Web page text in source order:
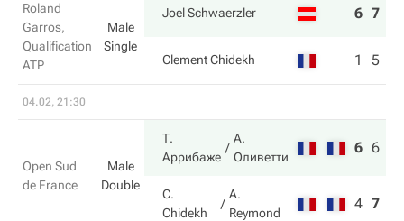
Roland
Garros,
Qualification
ATP
Male
Single
Joel Schwaerzler 6 7
Clement Chidekh 1 5
04.02, 21:30
Open Sud
de France
Male
Double
Т.
Аррибаже
А.
Оливетти
6 6
C.
Chidekh
A.
Reymond
4 7